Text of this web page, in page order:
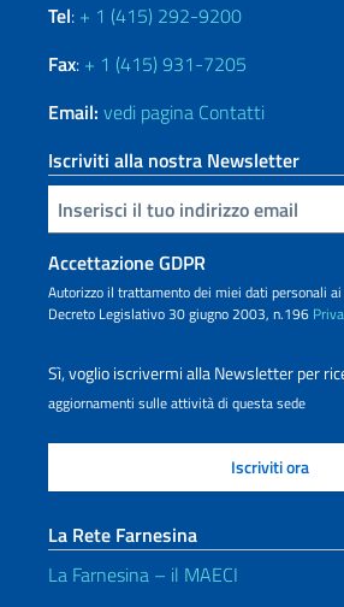
Tel: + 1 (415) 292-9200
Fax: + 1 (415) 931-7205
Email: vedi pagina Contatti
Iscriviti alla nostra Newsletter
Inserisci la tua email
Accettazione GDPR
Autorizzo il trattamento dei miei dati personali ai
Decreto Legislativo 30 giugno 2003, n.196
Sì, voglio iscrivermi alla Newsletter per
aggiornamenti sulle attività di questa sede
La Rete Farnesina
La Farnesina – il MAECI